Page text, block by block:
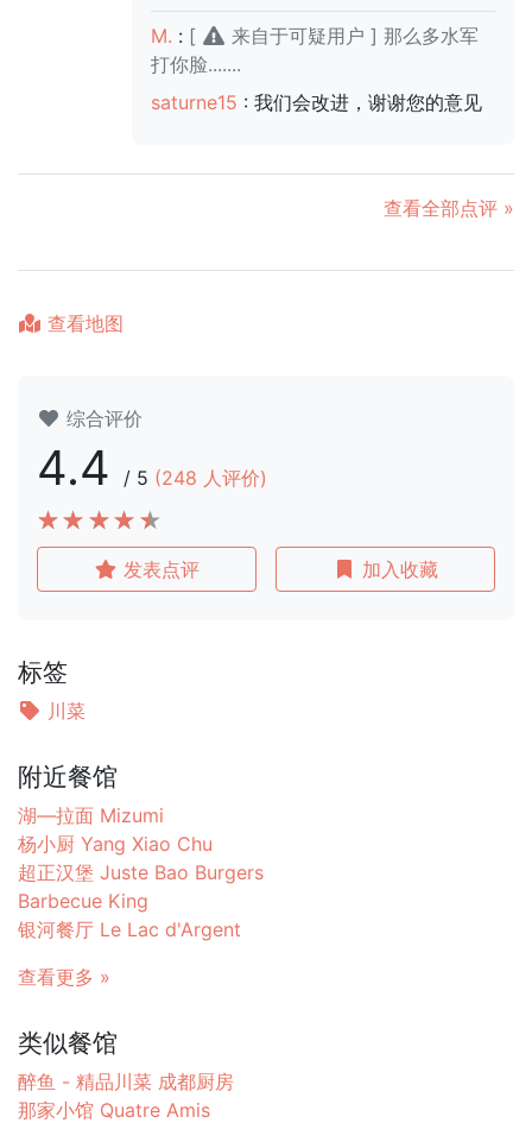
M. : [
来自于可疑用户 ] 那么多水军
打你脸.......
saturne15 : 我们会改进，谢谢您的意见
查看全部点评 »
查看地图
综合评价
4.4 / 5 (248 人评价)
发表点评 加入收藏
标签
川菜
附近餐馆
湖—拉面 Mizumi
杨小厨 Yang Xiao Chu
超正汉堡 Juste Bao Burgers
Barbecue King
银河餐厅 Le Lac d'Argent
查看更多 »
类似餐馆
醉鱼 - 精品川菜 成都厨房
那家小馆 Quatre Amis